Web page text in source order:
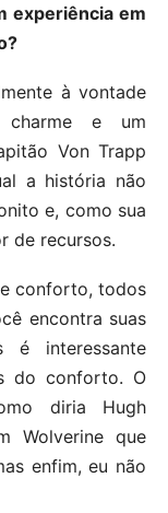
experiência em
à vontade
charme e um
Von Trapp
a história não
e, como sua
de recursos.
conforto, todos
encontra suas
é interessante
do conforto. O
diria Hugh
Wolverine que
enfim, eu não